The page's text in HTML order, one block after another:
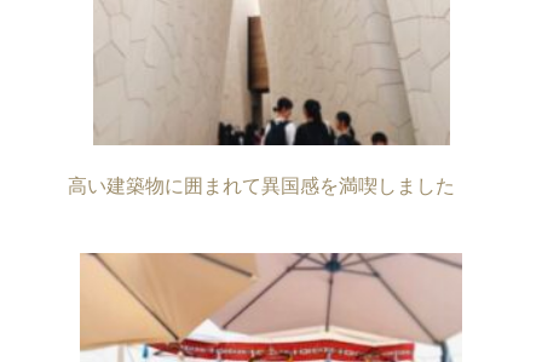
高い建築物に囲まれて異国感を満喫しました